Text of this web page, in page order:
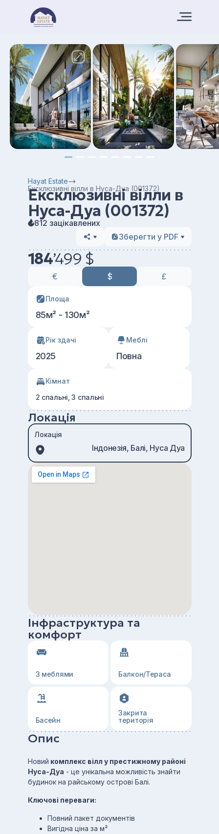
Hayat Estate
Ексклюзивні вілли в Нуса-Дуа (001372)
Ексклюзивні вілли в
Нуса-Дуа (001372)
812 зацікавлених
Зберегти у PDF
184’499 $
€ $ £
Площа
85м² - 130м²
Рік здачі
2025
Меблі
Повна
Кімнат
2 спальні, 3 спальні
Локація
Локація
Індонезія, Балі, Нуса Дуа
Інфраструктура та
комфорт
З меблями Балкон/Тераса
Басейн
Закрита
територія
Опис
Новий комплекс вілл у престижному районі
Нуса-Дуа - це унікальна можливість знайти
будинок на райському острові Балі.
Ключові переваги:
Повний пакет документів
Вигідна ціна за м²